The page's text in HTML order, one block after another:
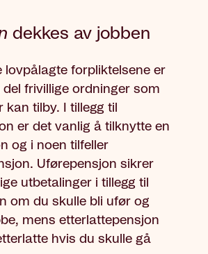
dekkes av jobben
lovpålagte forpliktelsene er
frivillige ordninger som
kan tilby. I tillegg til
er det vanlig å tilknytte en
og i noen tilfeller
Uførepensjon sikrer
utbetalinger i tillegg til
om du skulle bli ufør og
mens etterlattepensjon
hvis du skulle gå